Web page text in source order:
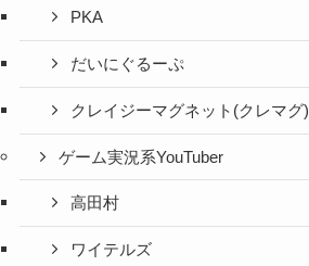
PKA
だいにぐるーぷ
クレイジーマグネット(クレマグ)
ゲーム実況系YouTuber
高田村
ワイテルズ